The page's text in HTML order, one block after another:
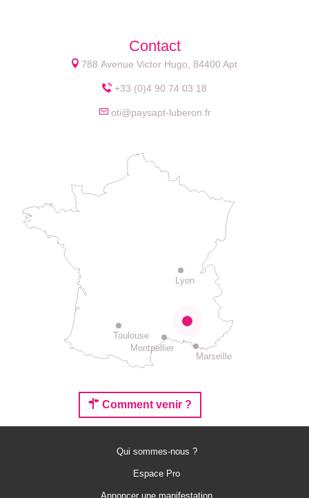
Contact
788 Avenue Victor Hugo, 84400 Apt
+33 (0)4 90 74 03 18
oti@paysapt-luberon.fr
Lyon
Montpellier
Toulouse
Marseille
Comment venir ?
Qui sommes-nous ?
Espace Pro
Annoncer une manifestation